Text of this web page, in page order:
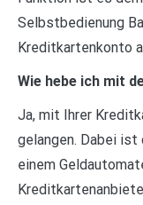
Selbstbedienung
Kreditkartenkonto
Wie hebe ich mit
Ja, mit Ihrer
gelangen. Dabei ist
einem